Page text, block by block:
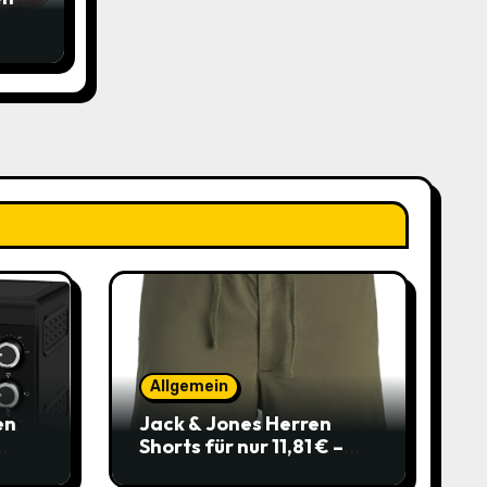
Allgemein
Jack & Jones Herren
Shorts für nur 11,81 € –